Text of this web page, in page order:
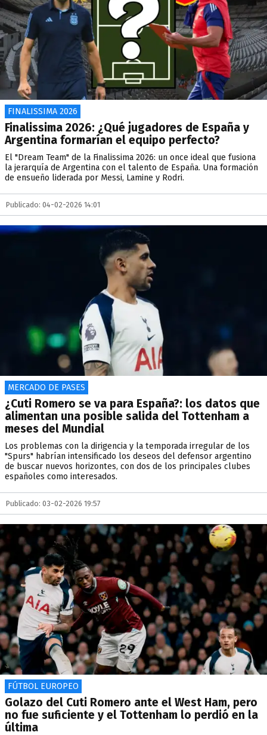
FINALISSIMA 2026
Finalissima 2026: ¿Qué jugadores de España y
Argentina formarían el equipo perfecto?
El "Dream Team" de la Finalissima 2026: un once ideal que fusiona
la jerarquía de Argentina con el talento de España. Una formación
de ensueño liderada por Messi, Lamine y Rodri.
Publicado: 04-02-2026 14:01
MERCADO DE PASES
¿Cuti Romero se va para España?: los datos que
alimentan una posible salida del Tottenham a
meses del Mundial
Los problemas con la dirigencia y la temporada irregular de los
"Spurs" habrían intensificado los deseos del defensor argentino
de buscar nuevos horizontes, con dos de los principales clubes
españoles como interesados.
Publicado: 03-02-2026 19:57
FÚTBOL EUROPEO
Golazo del Cuti Romero ante el West Ham, pero
no fue suficiente y el Tottenham lo perdió en la
última